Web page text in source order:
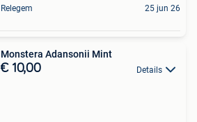
Relegem 25 jun 26
Monstera Adansonii Mint
€ 10,00 Details